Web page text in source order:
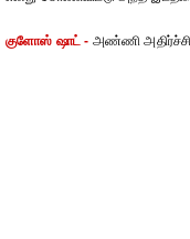
குளோஸ் ஷாட் - அண்ணி